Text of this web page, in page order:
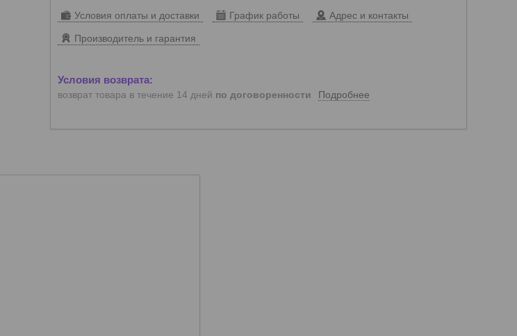
Условия оплаты и доставки График работы Адрес и контакты
Производитель и гарантия
возврат товара в течение 14 дней по договоренности Подробнее